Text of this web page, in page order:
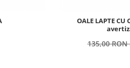
OALE LAPTE
135,00 RON